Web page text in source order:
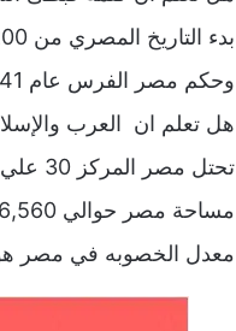
بدء التاريخ المصري من 3200 قبل الميلاد عندما ووحد الملك مينا القطرين ( مصر العليا والسفلي ) .
وحكم مصر الفرس عام 341 قبل الميلاد ومن بعدهم اليونانين و الرومان و البيزنطين .
هل تعلم ان العرب
تحتل مصر المركز 30 علي مستوي العالم من حيث المساحة فهي أكبر ثلاث مرات من المكسيك .
مساحة مصر حوالي 386,560 ميل مربع .
معدل الخصوبه في مصر هو 2,97 طفل لكل